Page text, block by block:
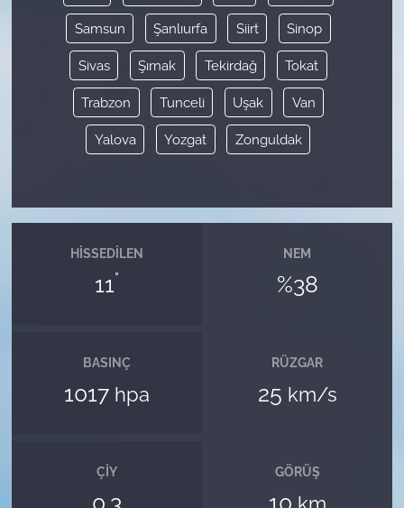
Samsun Şanlıurfa Siirt Sinop
Sivas Şırnak Tekirdağ Tokat
Trabzon Tunceli Uşak Van
Yalova Yozgat Zonguldak
HISSEDILEN
11°
NEM
%38
BASINÇ
1017 hpa
RÜZGAR
25 km/s
ÇIY GÖRÜŞ